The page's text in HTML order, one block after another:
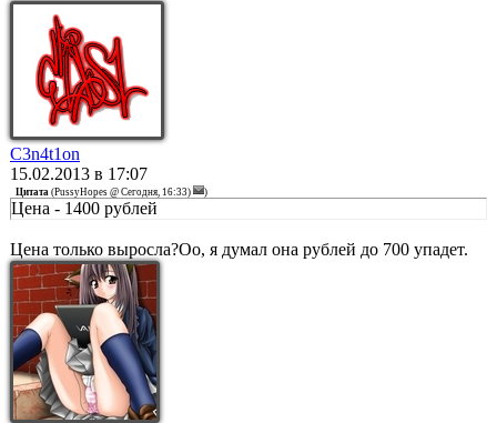
C3n4t1on
15.02.2013 в 17:07
Цитата (PussyHopes @ Сегодня, 16:33) )
Цена - 1400 рублей
Цена только выросла?Оо, я думал она рублей до 700 упадет.